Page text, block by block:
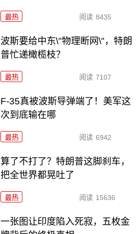
最热 阅读 8435
波斯要给中东\"物理断网\"，特朗
普忙递橄榄枝？
最热 阅读 7107
F-35真被波斯导弹端了！美军这
次到底输在哪
最热 阅读 6942
算了不打了？特朗普这脚刹车，
把全世界都晃吐了
最热 阅读 15636
一张图让印度陷入死寂，五枚金